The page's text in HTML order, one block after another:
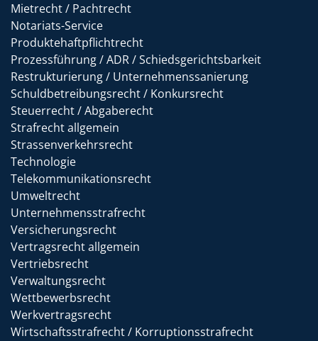
Mietrecht / Pachtrecht
Notariats-Service
Produktehaftpflichtrecht
Prozessführung / ADR / Schiedsgerichtsbarkeit
Restrukturierung / Unternehmenssanierung
Schuldbetreibungsrecht / Konkursrecht
Steuerrecht / Abgaberecht
Strafrecht allgemein
Strassenverkehrsrecht
Technologie
Telekommunikationsrecht
Umweltrecht
Unternehmensstrafrecht
Versicherungsrecht
Vertragsrecht allgemein
Vertriebsrecht
Verwaltungsrecht
Wettbewerbsrecht
Werkvertragsrecht
Wirtschaftsstrafrecht / Korruptionsstrafrecht